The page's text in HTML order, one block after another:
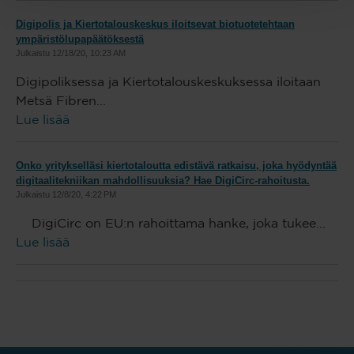
Digipolis ja Kiertotalouskeskus iloitsevat biotuotetehtaan
ympäristölupapäätöksestä
Julkaistu 12/18/20, 10:23 AM
Digipoliksessa ja Kiertotalouskeskuksessa iloitaan
Metsä Fibren...
Lue lisää
Onko yritykselläsi kiertotaloutta edistävä ratkaisu, joka hyödyntää
digitaalitekniikan mahdollisuuksia? Hae DigiCirc-rahoitusta.
Julkaistu 12/8/20, 4:22 PM
DigiCirc on EU:n rahoittama hanke, joka tukee...
Lue lisää